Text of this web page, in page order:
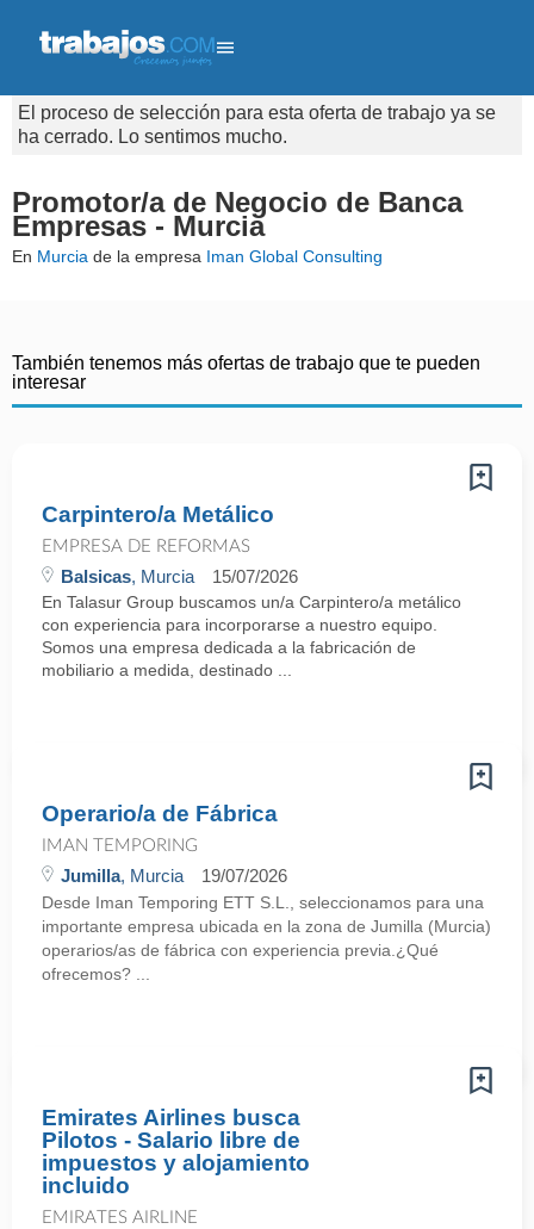
El proceso de selección para esta oferta de trabajo ya se
ha cerrado. Lo sentimos mucho.
Promotor/a de Negocio de Banca
Empresas - Murcia
En Murcia de la empresa Iman Global Consulting
También tenemos más ofertas de trabajo que te pueden
interesar
Carpintero/a Metálico
EMPRESA DE REFORMAS
Balsicas, Murcia 15/07/2026
En Talasur Group buscamos un/a Carpintero/a metálico
con experiencia para incorporarse a nuestro equipo.
Somos una empresa dedicada a la fabricación de
mobiliario a medida, destinado ...
Operario/a de Fábrica
IMAN TEMPORING
Jumilla, Murcia 19/07/2026
Desde Iman Temporing ETT S.L., seleccionamos para una
importante empresa ubicada en la zona de Jumilla (Murcia)
operarios/as de fábrica con experiencia previa.¿Qué
ofrecemos? ...
Emirates Airlines busca
Pilotos - Salario libre de
impuestos y alojamiento
incluido
EMIRATES AIRLINE